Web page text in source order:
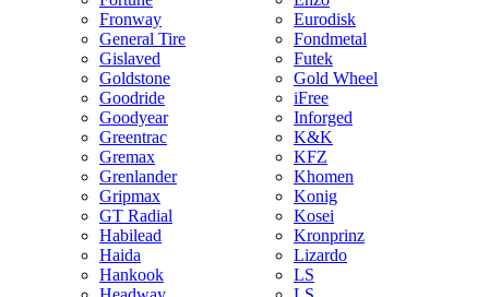
Fronway
General Tire
Gislaved
Goldstone
Goodride
Goodyear
Greentrac
Gremax
Grenlander
Gripmax
GT Radial
Habilead
Haida
Hankook
Eurodisk
Fondmetal
Futek
Gold Wheel
iFree
Inforged
K&K
KFZ
Khomen
Konig
Kosei
Kronprinz
Lizardo
LS